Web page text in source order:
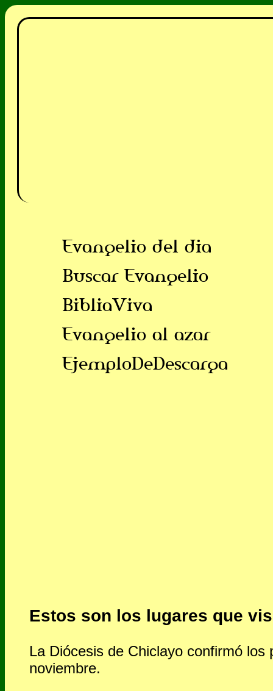
Evangelio del dia
Buscar Evangelio
BibliaViva
Evangelio al azar
EjemploDeDescarga
Estos son los lugares que
La Diócesis de Chiclayo confirmó
noviembre.